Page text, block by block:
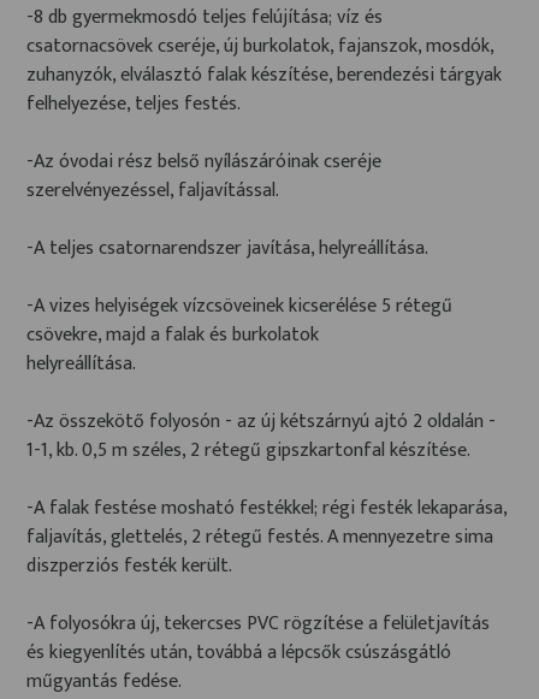
-8 db gyermekmosdó teljes felújítása; víz és
csatornacsövek cseréje, új burkolatok, fajanszok, mosdók,
zuhanyzók, elválasztó falak készítése, berendezési tárgyak
felhelyezése, teljes festés.
-Az óvodai rész belső nyílászáróinak cseréje
szerelvényezéssel, faljavítással.
-A teljes csatornarendszer javítása, helyreállítása.
-A vizes helyiségek vízcsöveinek kicserélése 5 rétegű
csövekre, majd a falak és burkolatok
helyreállítása.
-Az összekötő folyosón - az új kétszárnyú ajtó 2 oldalán -
1-1, kb. 0,5 m széles, 2 rétegű gipszkartonfal készítése.
-A falak festése mosható festékkel; régi festék lekaparása,
faljavítás, glettelés, 2 rétegű festés. A mennyezetre sima
diszperziós festék került.
-A folyosókra új, tekercses PVC rögzítése a felületjavítás
és kiegyenlítés után, továbbá a lépcsők csúszásgátló
műgyantás fedése.